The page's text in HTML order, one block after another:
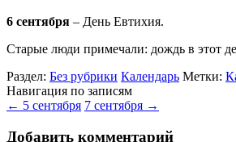
6 сентября – День Евтихия.
Старые люди примечали: дождь в этот
Раздел: Без рубрики Календарь Метки:
Навигация по записям
← 5 сентября 7 сентября →
Добавить комментарий